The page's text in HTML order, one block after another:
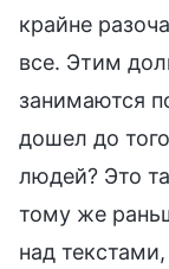
крайне
все. Этим
занимаются
дошел до
людей? Это
тому же
над